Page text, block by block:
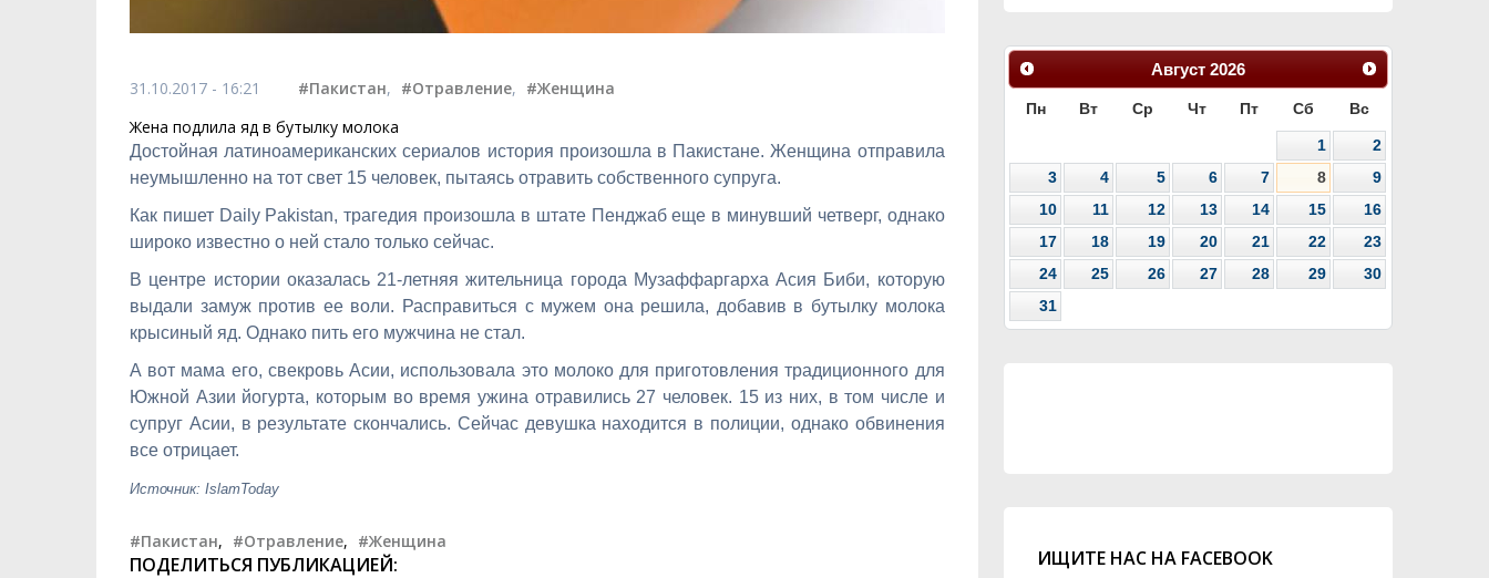
31.10.2017 - 16:21 #Пакистан, #Отравление, #Женщина
Жена подлила яд в бутылку молока
Достойная латиноамериканских сериалов история произошла в Пакистане. Женщина отправила
неумышленно на тот свет 15 человек, пытаясь отравить собственного супруга.
Как пишет Daily Pakistan, трагедия произошла в штате Пенджаб еще в минувший четверг, однако
широко известно о ней стало только сейчас.
В центре истории оказалась 21-летняя жительница города Музаффаргарха Асия Биби, которую
выдали замуж против ее воли. Расправиться с мужем она решила, добавив в бутылку молока
крысиный яд. Однако пить его мужчина не стал.
А вот мама его, свекровь Асии, использовала это молоко для приготовления традиционного для
Южной Азии йогурта, которым во время ужина отравились 27 человек. 15 из них, в том числе и
супруг Асии, в результате скончались. Сейчас девушка находится в полиции, однако обвинения
все отрицает.
Источник: IslamToday
#Пакистан, #Отравление, #Женщина
ПОДЕЛИТЬСЯ ПУБЛИКАЦИЕЙ:
Август 2026
Пн Вт Ср Чт Пт Сб Вс
1
2
3
4 5 6 7 8
9
10
11 12 13 14 15
16
17
18 19 20 21 22
23
24
25 26 27 28 29
30
31
ИЩИТЕ НАС НА FACEBOOK